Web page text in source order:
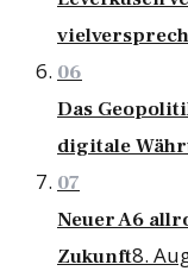
06
Das
digitale
07
Neuer A6
Zukunft8.